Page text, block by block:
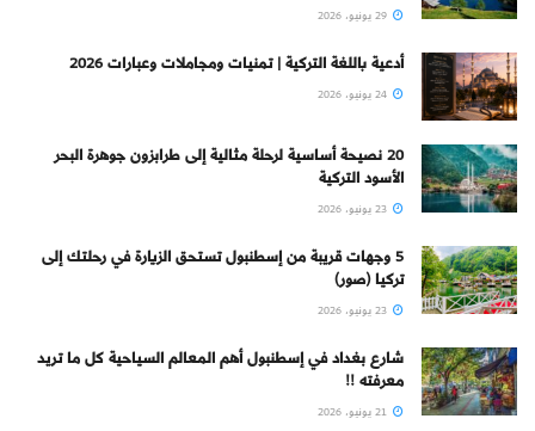
أدعية باللغة التركية | تمنيات ومجاملات وعبارات 2026
20 نصيحة أساسية لرحلة مثالية إلى طرابزون جوهرة البحر
الأسود التركية
5 وجهات قريبة من إسطنبول تستحق الزيارة في رحلتك إلى
تركيا (صور)
شارع بغداد في إسطنبول أهم المعالم السياحية كل ما تريد
معرفته !!